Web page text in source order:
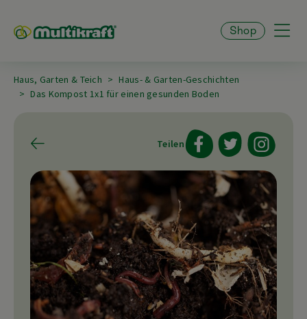
Shop
Haus, Garten & Teich
Haus- & Garten-Geschichten
Das Kompost 1x1 für einen gesunden Boden
Teilen